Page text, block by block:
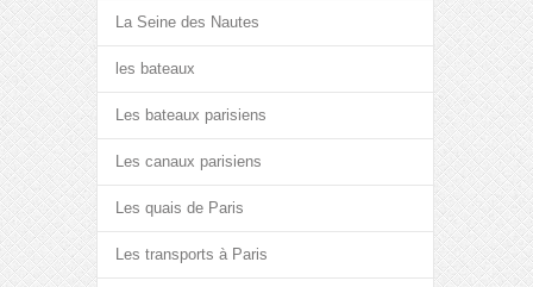
La Seine des Nautes
les bateaux
Les bateaux parisiens
Les canaux parisiens
Les quais de Paris
Les transports à Paris